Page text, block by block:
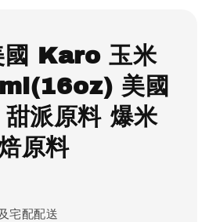
國 Karo 玉米
美國
派原料 爆米
原料
宅配配送